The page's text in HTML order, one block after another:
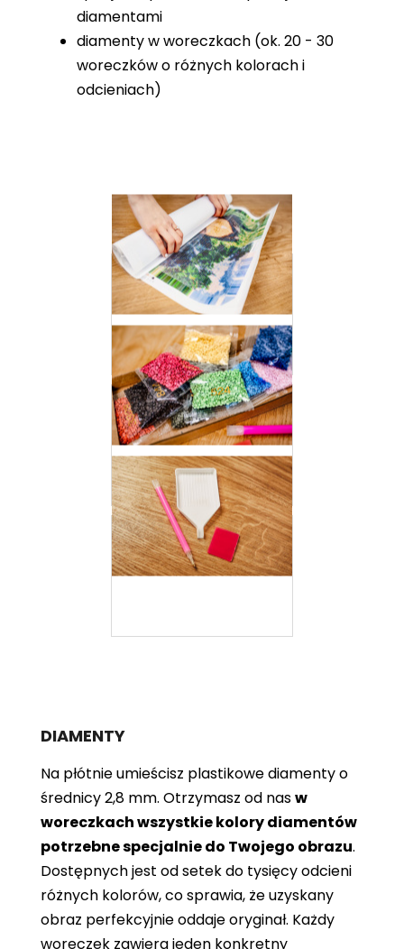
diamentami
diamenty w woreczkach (ok. 20 - 30
woreczków o różnych kolorach i
odcieniach)
DIAMENTY
Na płótnie umieścisz plastikowe diamenty o
średnicy 2,8 mm. Otrzymasz od nasw
woreczkach wszystkie kolory diamentów
potrzebne specjalnie do Twojego obrazu.
Dostępnych jest od setek do tysięcy odcieni
różnych kolorów, co sprawia, że ​​uzyskany
obraz perfekcyjnie oddaje oryginał. Każdy
woreczek zawiera jeden konkretny